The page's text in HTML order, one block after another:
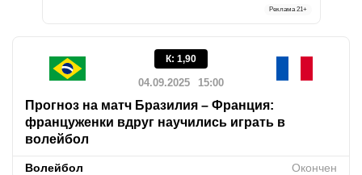
Реклама 21+
К: 1,90
04.09.2025 15:00
Прогноз на матч Бразилия – Франция:
француженки вдруг научились играть в
волейбол
Волейбол Окончен